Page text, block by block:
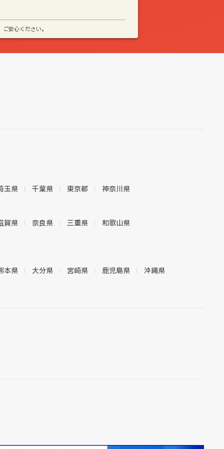
安心ください。
玉県 千葉県 東京都 神奈川県
賀県 奈良県 三重県 和歌山県
本県 大分県 宮崎県 鹿児島県 沖縄県